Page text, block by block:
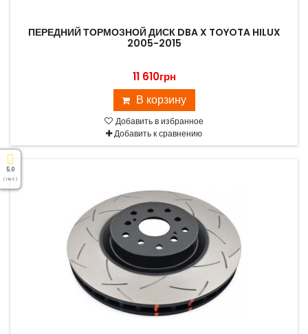
ПЕРЕДНИЙ ТОРМОЗНОЙ ДИСК DBA X TOYOTA HILUX
2005-2015
11 610грн
В корзину
Добавить в избранное
Добавить к сравнению
5.0
( На 5 )